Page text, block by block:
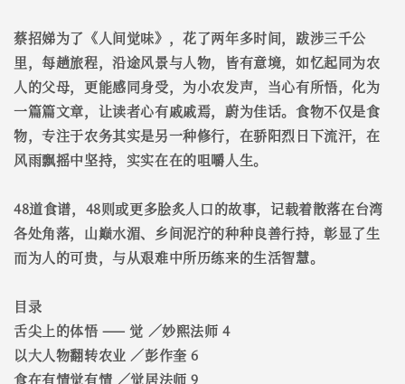
蔡招娣为了《人间觉味》，花了两年多时间，跋涉三千公
里，每趟旅程，沿途风景与人物，皆有意境，如忆起同为农
人的父母，更能感同身受，为小农发声，当心有所悟，化为
一篇篇文章，让读者心有戚戚焉，蔚为佳话。食物不仅是食
物，专注于农务其实是另一种修行，在骄阳烈日下流汗，在
风雨飘摇中坚持，实实在在的咀嚼人生。
48道食谱，48则或更多脍炙人口的故事，记载着散落在台湾
各处角落，山巅水湄、乡间泥泞的种种良善行持，彰显了生
而为人的可贵，与从艰难中所历练来的生活智慧。
目录
舌尖上的体悟 —— 觉 ／妙熙法师 4
以大人物翻转农业 ／彭作奎 6
食在有情觉有情 ／觉居法师 9